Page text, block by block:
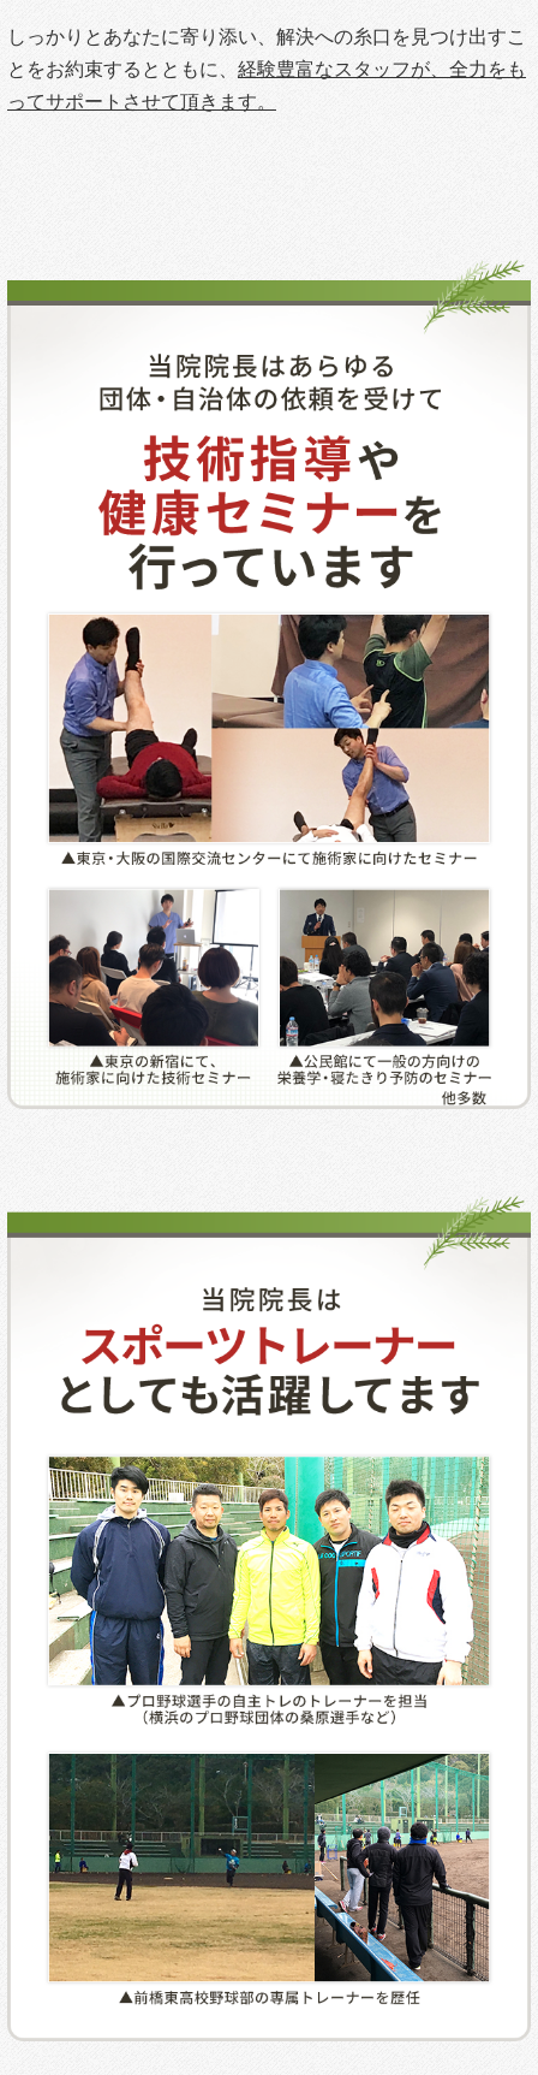
しっかりとあなたに寄り添い、解決への糸口を見つけ出すこ
とをお約束するとともに、 経験豊富なスタッフが、全力をも
ってサポートさせて頂きます。